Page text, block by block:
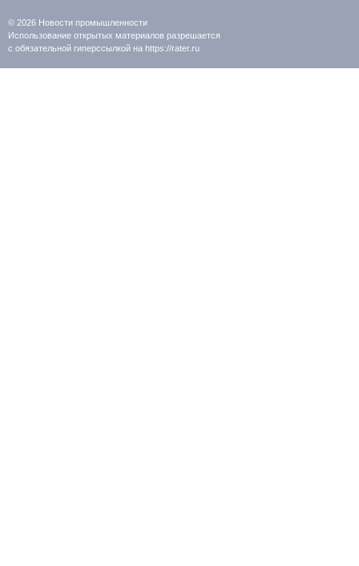
© 2026 Новости промышленности
Использование открытых материалов разрешается
с обязательной гиперссылкой на https://rater.ru